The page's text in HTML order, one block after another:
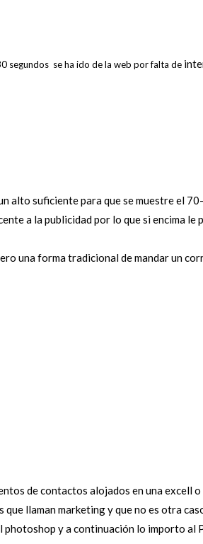
segundos se ha ido de la web por falta de
alto suficiente para que se muestre el
a la publicidad por lo que si encima le
una forma tradicional de mandar un
de contactos alojados en una excell o
llaman marketing y que no es otra
y a continuación lo importo al